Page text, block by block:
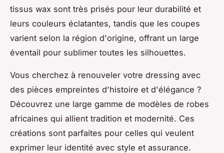
tissus wax sont très prisés pour leur durabilité et
leurs couleurs éclatantes, tandis que les coupes
varient selon la région d'origine, offrant un large
éventail pour sublimer toutes les silhouettes.
Vous cherchez à renouveler votre dressing avec
des pièces empreintes d'histoire et d'élégance ?
Découvrez une large gamme de modèles de robes
africaines qui allient tradition et modernité. Ces
créations sont parfaites pour celles qui veulent
exprimer leur identité avec style et assurance.